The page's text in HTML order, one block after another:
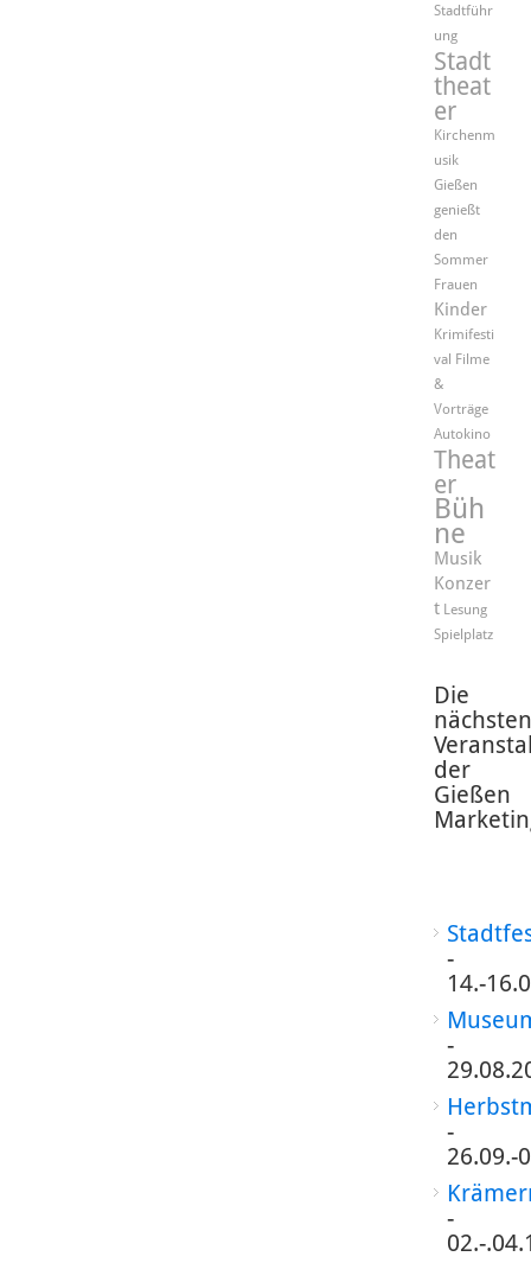
Stadtführ
ung
Stadt
theat
er
Kirchenm
usik
Gießen
genießt
den
Sommer
Frauen
Kinder
Krimifesti
val Filme
&
Vorträge
Autokino
Theat
er
Büh
ne
Musik
Konzer
t Lesung
Spielplatz
Die
nächsten
der
Gießen
-
14.-
-
-
26.09.-
-
02.-